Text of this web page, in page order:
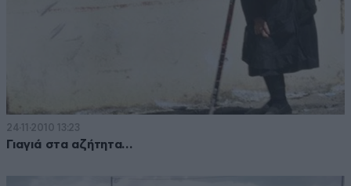
24·11·2010 13:23
Γιαγιά στα αζήτητα…